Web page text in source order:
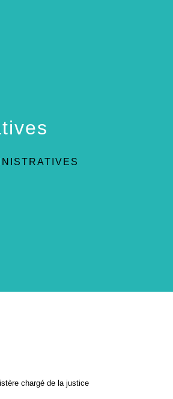
chargé de la justice